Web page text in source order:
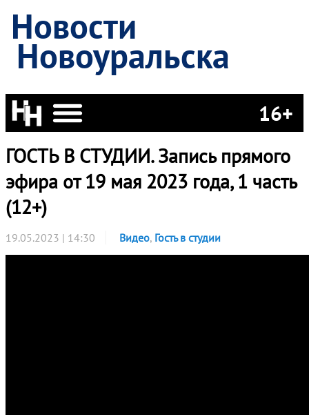
Новости
Новоуральска
16+
ГОСТЬ В СТУДИИ. Запись прямого
эфира от 19 мая 2023 года, 1 часть
(12+)
19.05.2023 | 14:30 Видео, Гость в студии